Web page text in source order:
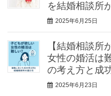
を結婚相談所
2025年6月25日
【結婚相談所
女性の婚活は
の考え方と成
2025年6月23日